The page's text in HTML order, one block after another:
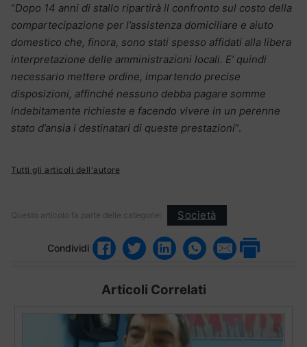
“Dopo 14 anni di stallo ripartirà il confronto sul costo della
compartecipazione per l’assistenza domiciliare e aiuto
domestico che, finora, sono stati spesso affidati alla libera
interpretazione delle amministrazioni locali. E’ quindi
necessario mettere ordine, impartendo precise
disposizioni, affinché nessuno debba pagare somme
indebitamente richieste e facendo vivere in un perenne
stato d’ansia i destinatari di queste prestazioni”.
Tutti gli articoli dell'autore
Questo articolo fa parte delle categorie: Società
Condividi
Articoli Correlati